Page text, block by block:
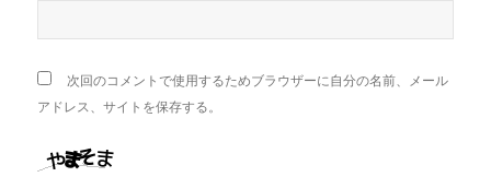
次回のコメントで使用するためブラウザーに自分の名前、メール
アドレス、サイトを保存する。